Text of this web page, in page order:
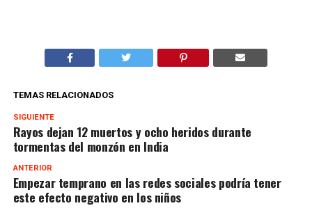
TEMAS RELACIONADOS
SIGUIENTE
Rayos dejan 12 muertos y ocho heridos durante
tormentas del monzón en India
ANTERIOR
Empezar temprano en las redes sociales podría tener
este efecto negativo en los niños